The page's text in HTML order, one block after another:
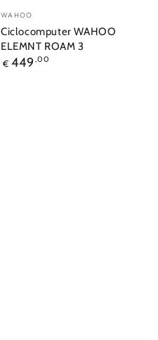
Venditore:
WAHOO
Ciclocomputer WAHOO
ELEMNT ROAM 3
Prezzo
€ 449 ,00